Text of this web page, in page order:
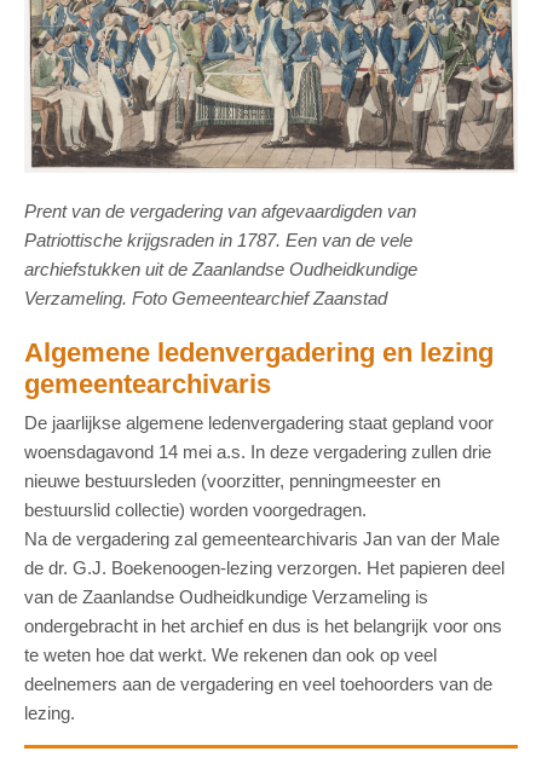
Prent van de vergadering van afgevaardigden van
Patriottische krijgsraden in 1787. Een van de vele
archiefstukken uit de Zaanlandse Oudheidkundige
Verzameling. Foto Gemeentearchief Zaanstad
Algemene ledenvergadering en lezing
gemeentearchivaris
De jaarlijkse algemene ledenvergadering staat gepland voor
woensdagavond 14 mei a.s. In deze vergadering zullen drie
nieuwe bestuursleden (voorzitter, penningmeester en
bestuurslid collectie) worden voorgedragen.
Na de vergadering zal gemeentearchivaris Jan van der Male
de dr. G.J. Boekenoogen-lezing verzorgen. Het papieren deel
van de Zaanlandse Oudheidkundige Verzameling is
ondergebracht in het archief en dus is het belangrijk voor ons
te weten hoe dat werkt. We rekenen dan ook op veel
deelnemers aan de vergadering en veel toehoorders van de
lezing.